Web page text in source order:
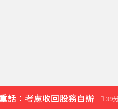
話：考慮收回股務自辦 39